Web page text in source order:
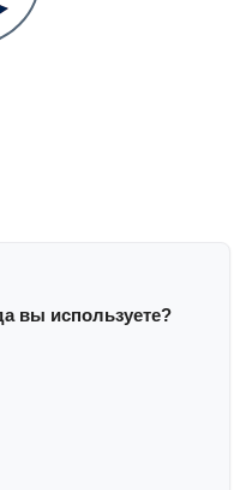
вы используете?